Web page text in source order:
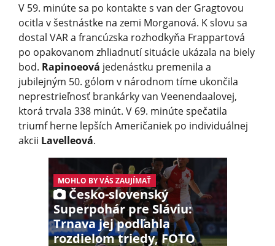
V 59. minúte sa po kontakte s van der Gragtovou
ocitla v šestnástke na zemi Morganová. K slovu sa
dostal VAR a francúzska rozhodkyňa Frappartová
po opakovanom zhliadnutí situácie ukázala na biely
bod. Rapinoeová jedenástku premenila a
jubilejným 50. gólom v národnom tíme ukončila
neprestrieľnosť brankárky van Veenendaalovej,
ktorá trvala 338 minút. V 69. minúte spečatila
triumf herne lepších Američaniek po individuálnej
akcii Lavelleová.
MOHLO BY VÁS ZAUJÍMAŤ
Česko-slovenský
Superpohár pre Sláviu:
Trnava jej podľahla
rozdielom triedy, FOTO